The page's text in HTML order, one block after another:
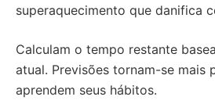
superaquecimento que danifica
Calculam o tempo restante
atual. Previsões tornam-se mais
aprendem seus hábitos.